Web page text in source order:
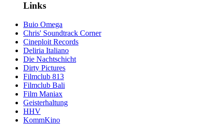
Links
Buio Omega
Chris' Soundtrack Corner
Cineploit Records
Deliria Italiano
Die Nachtschicht
Dirty Pictures
Filmclub 813
Filmclub Bali
Film Maniax
Geisterhaltung
HHV
KommKino